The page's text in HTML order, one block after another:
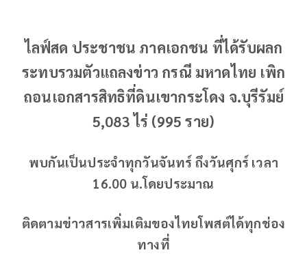
ไลฟ์สด ประชาชน ภาคเอกชน ที่ได้รับผลก
ระทบรวมตัวแถลงข่าว กรณี มหาดไทย เพิก
ถอนเอกสารสิทธิที่ดินเขากระโดง จ.บุรีรัมย์
5,083 ไร่ (995 ราย)
พบกันเป็นประจำทุกวันจันทร์ ถึงวันศุกร์ เวลา
16.00 น.โดยประมาณ
ติดตามข่าวสารเพิ่มเติมของไทยโพสต์ได้ทุกช่อง
ทางที่